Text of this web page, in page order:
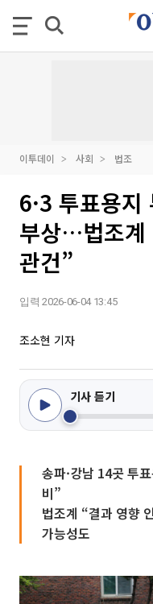
이투데이 사회 법조
6·3 투표용지
부상…법조계
관건”
입력 2026-06-04 13:45
조소현 기자
기사 듣기
송파·강남 14곳 투
비”
법조계 “결과 영향
가능성도